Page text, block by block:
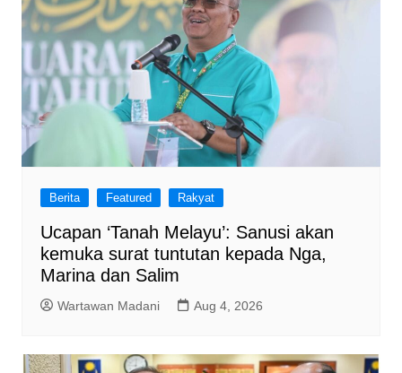
Berita Featured Rakyat
Ucapan ‘Tanah Melayu’: Sanusi akan
kemuka surat tuntutan kepada Nga,
Marina dan Salim
Wartawan Madani Aug 4, 2026